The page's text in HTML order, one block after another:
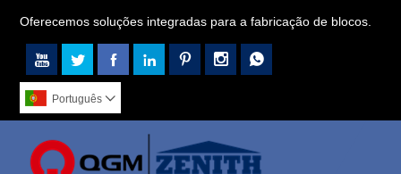
Oferecemos soluções integradas para a fabricação de blocos.
      
Português 